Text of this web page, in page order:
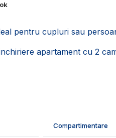
pentru cupluri sau
apartament cu 2
fiind compus din:
Compartimentare